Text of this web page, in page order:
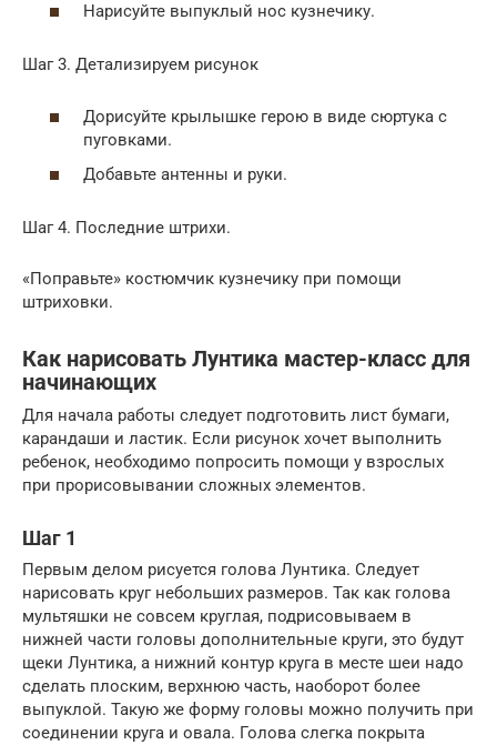
Нарисуйте выпуклый нос кузнечику.
Шаг 3. Детализируем рисунок
Дорисуйте крылышке герою в виде сюртука с
пуговками.
Добавьте антенны и руки.
Шаг 4. Последние штрихи.
«Поправьте» костюмчик кузнечику при помощи
штриховки.
Как нарисовать Лунтика мастер-класс для
начинающих
Для начала работы следует подготовить лист бумаги,
карандаши и ластик. Если рисунок хочет выполнить
ребенок, необходимо попросить помощи у взрослых
при прорисовывании сложных элементов.
Шаг 1
Первым делом рисуется голова Лунтика. Следует
нарисовать круг небольших размеров. Так как голова
мультяшки не совсем круглая, подрисовываем в
нижней части головы дополнительные круги, это будут
щеки Лунтика, а нижний контур круга в месте шеи надо
сделать плоским, верхнюю часть, наоборот более
выпуклой. Такую же форму головы можно получить при
соединении круга и овала. Голова слегка покрыта